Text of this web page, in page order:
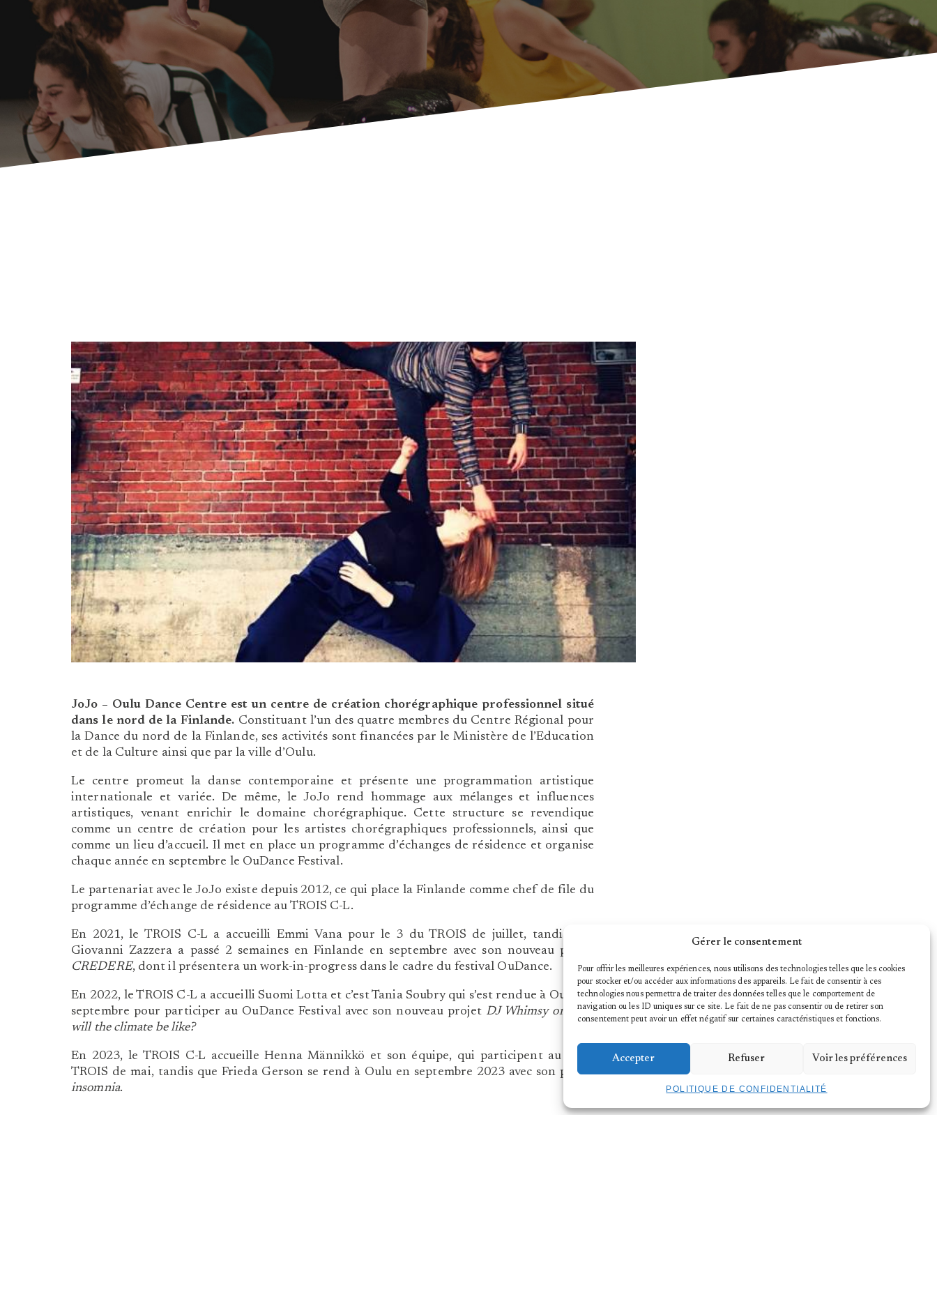
Gérer le consentement
Pour offrir les meilleures expériences, nous utilisons des technologies telles que les cookies
pour stocker et/ou accéder aux informations des appareils. Le fait de consentir à ces
technologies nous permettra de traiter des données telles que le comportement de
navigation ou les ID uniques sur ce site. Le fait de ne pas consentir ou de retirer son
consentement peut avoir un effet négatif sur certaines caractéristiques et fonctions.
Accepter Refuser Voir les préférences
POLITIQUE DE CONFIDENTIALITÉ
JoJo – Oulu Dance Centre est un centre de création chorégraphique professionnel situé
dans le nord de la Finlande. Constituant l’un des quatre membres du Centre Régional pour
la Dance du nord de la Finlande, ses activités sont financées par le Ministère de l’Education
et de la Culture ainsi que par la ville d’Oulu.
Le centre promeut la danse contemporaine et présente une programmation artistique
internationale et variée. De même, le JoJo rend hommage aux mélanges et influences
artistiques, venant enrichir le domaine chorégraphique. Cette structure se revendique
comme un centre de création pour les artistes chorégraphiques professionnels, ainsi que
comme un lieu d’accueil. Il met en place un programme d’échanges de résidence et organise
chaque année en septembre le OuDance Festival.
Le partenariat avec le JoJo existe depuis 2012, ce qui place la Finlande comme chef de file du
programme d’échange de résidence au TROIS C-L.
En 2021, le TROIS C-L a accueilli Emmi Vana pour le 3 du TROIS de juillet, tandis que
Giovanni Zazzera a passé 2 semaines en Finlande en septembre avec son nouveau projet
CREDERE, dont il présentera un work-in-progress dans le cadre du festival OuDance.
En 2022, le TROIS C-L a accueilli Suomi Lotta et c’est Tania Soubry qui s’est rendue à Oulu en
septembre pour participer au OuDance Festival avec son nouveau projet DJ Whimsy or what
will the climate be like?
En 2023, le TROIS C-L accueille Henna Männikkö et son équipe, qui participent au 3 du
TROIS de mai, tandis que Frieda Gerson se rend à Oulu en septembre 2023 avec son projet
insomnia.